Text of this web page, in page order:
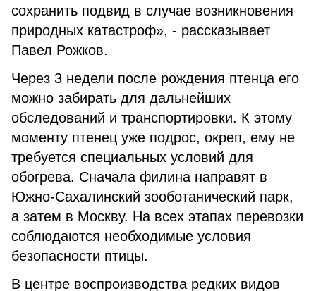
сохранить подвид в случае возникновения
природных катастроф», - рассказывает
Павел Рожков.
Через 3 недели после рождения птенца его
можно забирать для дальнейших
обследований и транспортировки. К этому
моменту птенец уже подрос, окреп, ему не
требуется специальных условий для
обогрева. Сначала филина направят в
Южно-Сахалинский зооботанический парк,
а затем в Москву. На всех этапах перевозки
соблюдаются необходимые условия
безопасности птицы.
В центре воспроизводства редких видов